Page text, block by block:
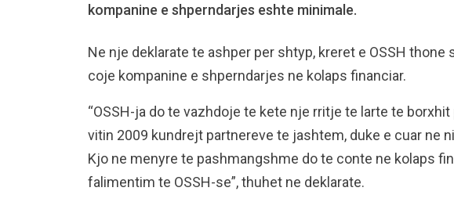
kompanine e shperndarjes eshte minimale.
Ne nje deklarate te ashper per shtyp, kreret e OSSH thone
coje kompanine e shperndarjes ne kolaps financiar.
“OSSH-ja do te vazhdoje te kete nje rritje te larte te
vitin 2009 kundrejt partnereve te jashtem, duke e cuar ne
Kjo ne menyre te pashmangshme do te conte ne kolaps
falimentim te OSSH-se”, thuhet ne deklarate.